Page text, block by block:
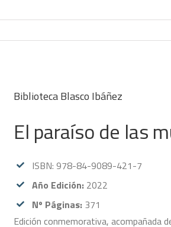
Biblioteca Blasco Ibáñez
El paraíso de las
ISBN: 978-84-9089-421-7
Año Edición: 2022
Nº Páginas: 371
Edición conmemorativa, acompañada